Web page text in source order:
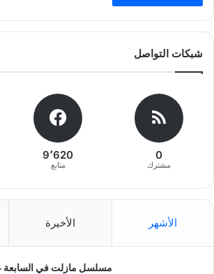
شبكات التواصل
0
مشترك
9٬620
متابع
الأشهر الأخيرة
مسلسل مازلت في السابعة عشر